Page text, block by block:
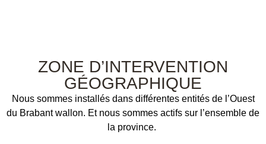
ZONE D’INTERVENTION
GÉOGRAPHIQUE
Nous sommes installés dans différentes entités de l’Ouest
du Brabant wallon. Et nous sommes actifs sur l’ensemble de
la province.